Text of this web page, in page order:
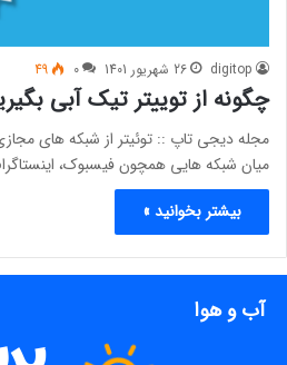
digitop 26 شهریور 1401 0
49
چگونه از توییتر تیک آبی
مجله دیجی تاپ :: توئیتر از شبکه های
میان شبکه هایی همچون فیسبوک،
بیشتر بخوانید »
آب و هوا